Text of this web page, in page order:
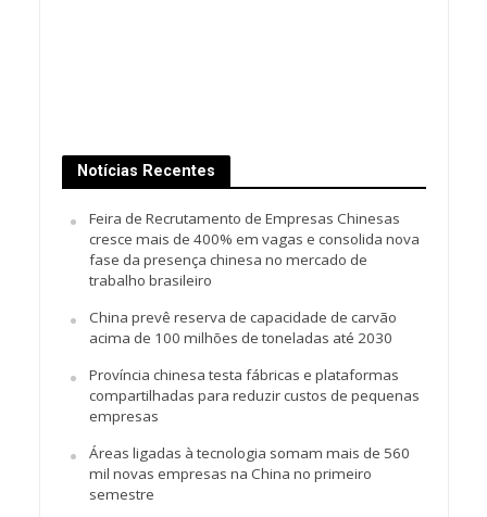
Notícias Recentes
Feira de Recrutamento de Empresas Chinesas
cresce mais de 400% em vagas e consolida nova
fase da presença chinesa no mercado de
trabalho brasileiro
China prevê reserva de capacidade de carvão
acima de 100 milhões de toneladas até 2030
Província chinesa testa fábricas e plataformas
compartilhadas para reduzir custos de pequenas
empresas
Áreas ligadas à tecnologia somam mais de 560
mil novas empresas na China no primeiro
semestre